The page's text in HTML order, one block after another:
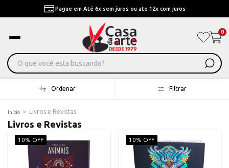
Pague em Até 6x sem juros ou ate 12x com juros
0
Ordenar Filtrar
Início > Livros e Revistas
Livros e Revistas
10% OFF 10% OFF